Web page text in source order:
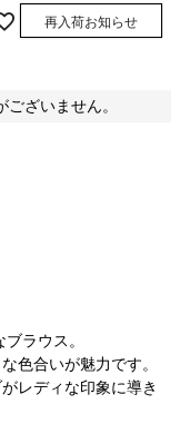
再入荷お知らせ
ざいません。
ラウス。
色合いが魅力です。
レディな印象に導き